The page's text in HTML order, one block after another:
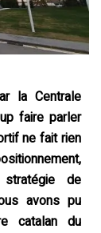
la Centrale
faire parler
ne fait rien
de
avons pu
catalan du